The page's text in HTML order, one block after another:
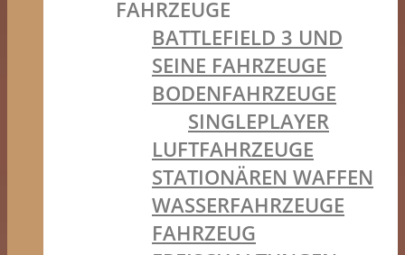
FAHRZEUGE
BATTLEFIELD 3 UND
SEINE FAHRZEUGE
BODENFAHRZEUGE
SINGLEPLAYER
LUFTFAHRZEUGE
STATIONÄREN WAFFEN
WASSERFAHRZEUGE
FAHRZEUG